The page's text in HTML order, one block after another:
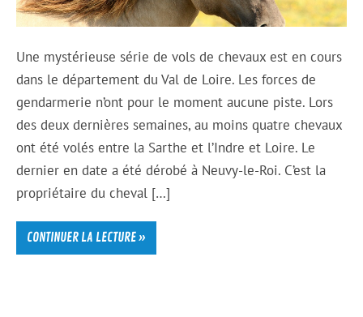
Une mystérieuse série de vols de chevaux est en cours
dans le département du Val de Loire. Les forces de
gendarmerie n’ont pour le moment aucune piste. Lors
des deux dernières semaines, au moins quatre chevaux
ont été volés entre la Sarthe et l’Indre et Loire. Le
dernier en date a été dérobé à Neuvy-le-Roi. C’est la
propriétaire du cheval […]
CONTINUER LA LECTURE »